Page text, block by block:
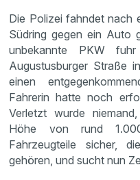
Die Polizei fahndet nach
Südring gegen ein Auto
unbekannte PKW
Augustusburger Straße
einen
Fahrerin hatte noch
Verletzt wurde
Höhe von rund
Fahrzeugteile sicher,
gehören, und sucht nun